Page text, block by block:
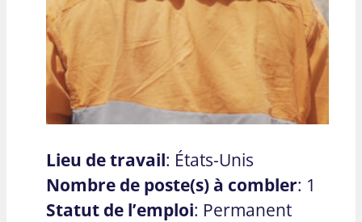
Lieu de travail: États-Unis
Nombre de poste(s) à combler: 1
Statut de l’emploi: Permanent